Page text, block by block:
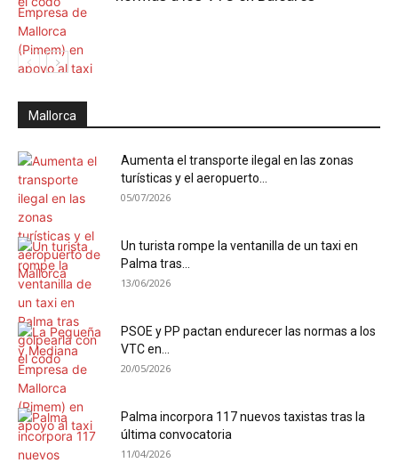
Mallorca
Aumenta el transporte ilegal en las zonas
turísticas y el aeropuerto...
05/07/2026
Un turista rompe la ventanilla de un taxi en
Palma tras...
13/06/2026
PSOE y PP pactan endurecer las normas a los
VTC en...
20/05/2026
Palma incorpora 117 nuevos taxistas tras la
última convocatoria
11/04/2026